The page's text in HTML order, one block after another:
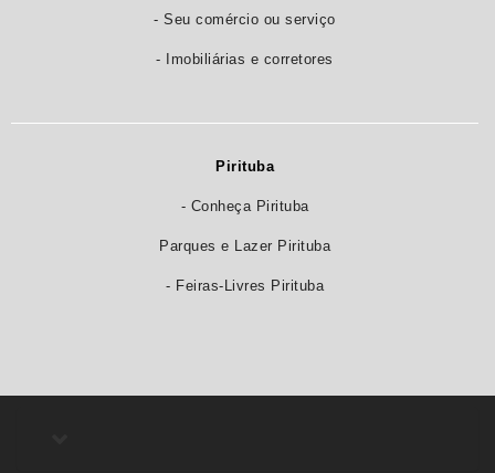
- Seu comércio ou serviço
- Imobiliárias e corretores
Pirituba
- Conheça Pirituba
Parques e Lazer Pirituba
- Feiras-Livres Pirituba